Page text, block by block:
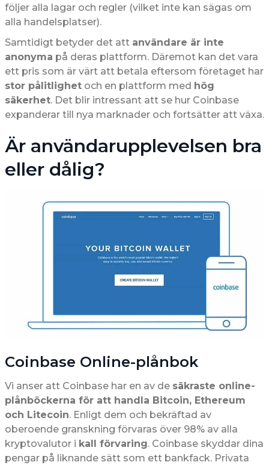
följer alla lagar och regler (vilket inte kan sägas om
alla handelsplatser).
Samtidigt betyder det att användare är inte
anonyma på deras plattform. Däremot kan det vara
ett pris som är värt att betala eftersom företaget har
stor pålitlighet och en plattform med hög
säkerhet. Det blir intressant att se hur Coinbase
expanderar till nya marknader och fortsätter att växa.
Är användarupplevelsen bra
eller dålig?
Coinbase Online-plånbok
Vi anser att Coinbase har en av de säkraste online-
plånböckerna för att handla Bitcoin, Ethereum
och Litecoin. Enligt dem och bekräftad av
oberoende granskning förvaras över 98% av alla
kryptovalutor i kall förvaring. Coinbase skyddar dina
pengar på liknande sätt som ett bankfack. Privata